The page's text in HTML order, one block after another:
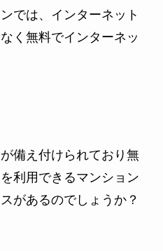
では、インターネット
く無料でインターネッ
備え付けられており無
利用できるマンション
があるのでしょうか？